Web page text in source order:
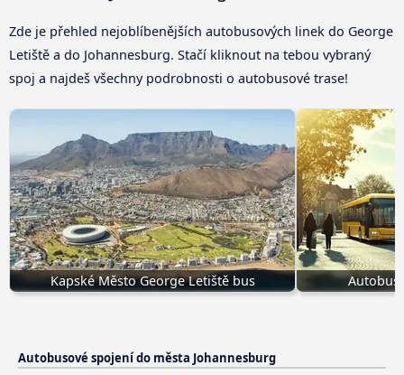
Zde je přehled nejoblíbenějších autobusových linek do George
Letiště a do Johannesburg. Stačí kliknout na tebou vybraný
spoj a najdeš všechny podrobnosti o autobusové trase!
Kapské Město George Letiště bus Autobus
Autobusové spojení do města Johannesburg